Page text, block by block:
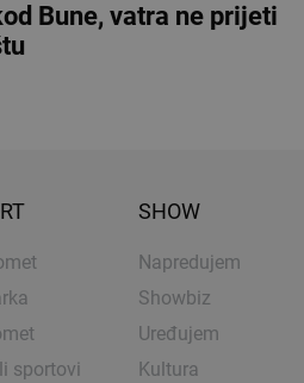
Bune, vatra ne prijeti
sportovi
SHOW
Napredujem
Showbiz
Uređujem
Kultura